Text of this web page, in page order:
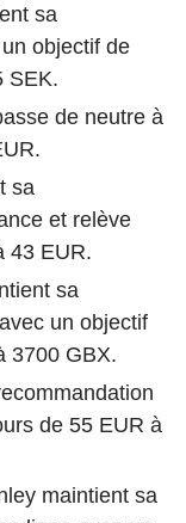
sa
objectif de
SEK.
de neutre à
sa
et relève
43 EUR.
sa
un objectif
3700 GBX.
de 55 EUR à
maintient sa